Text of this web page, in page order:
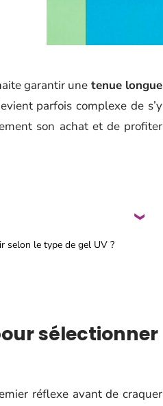
garantir une tenue longue
parfois complexe de s’y
son achat et de profiter
selon le type de gel UV ?
sélectionner
réflexe avant de craquer